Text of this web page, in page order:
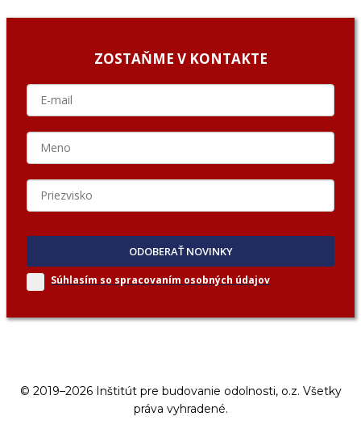
ZOSTAŇME V KONTAKTE
ODOBERAŤ NOVINKY
Súhlasím so spracovaním osobných údajov
© 2019–2026 Inštitút pre budovanie odolnosti, o.z. Všetky
práva vyhradené.